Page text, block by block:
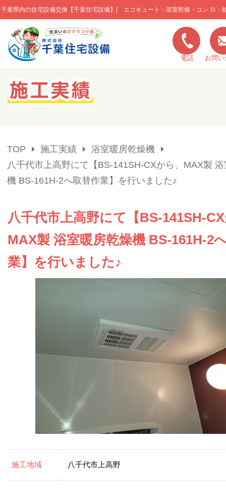
千葉県内の住宅設備交換【千葉住宅設備】| エコキュート・浴室乾燥・コン ロ・
このページの本文へ移動
電話 お問
キャンペーン一覧
会社概要
TOP 施工実績
浴室暖房乾燥機
八千代市上高野にて【BS-141SH-CXから、MAX製
機 BS-161H-2へ取替作業】を行いました♪
八千代市上高野にて【BS-141SH-
MAX製 浴室暖房乾燥機 BS-161H-2
業】を行いました♪
施工地域 八千代市上高野